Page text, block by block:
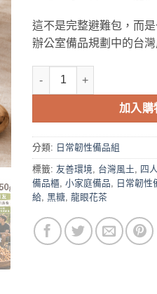
這不是完整避難包，而
辦公室備品規劃中的台
樸活（Puhofield）小家庭
加入購
分類: 日常韌性備品組
標籤: 友善環境, 台灣風土, 四
備品櫃, 小家庭備品, 日常韌性
給, 黑糖, 龍眼花茶